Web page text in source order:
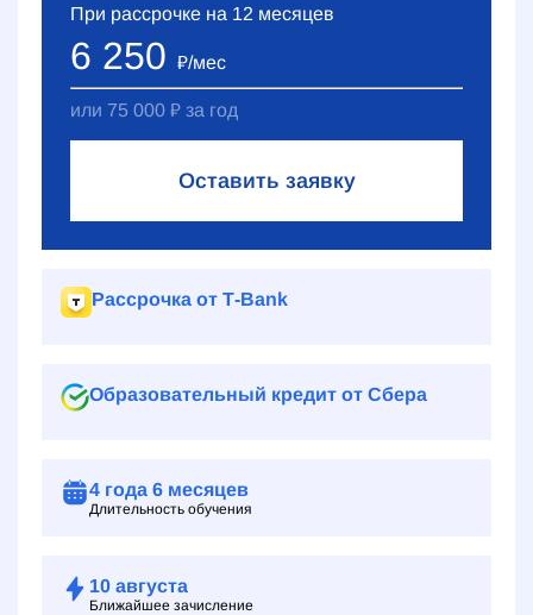
При рассрочке на 12 месяцев
6 250 ₽/мес
или 75 000 ₽ за год
Оставить заявку
Рассрочка от Т‑Bank
Образовательный кредит от Сбера
4 года 6 месяцев
Длительность обучения
10 августа
Ближайшее зачисление